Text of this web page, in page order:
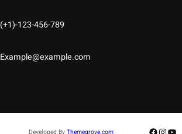
(+1)-123-456-789
Example@example.com
Developed By Themegrove.com